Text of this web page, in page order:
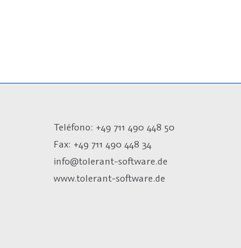
Teléfono: +49 711 490 448 50
Fax: +49 711 490 448 34
info@tolerant-software.de
www.tolerant-software.de